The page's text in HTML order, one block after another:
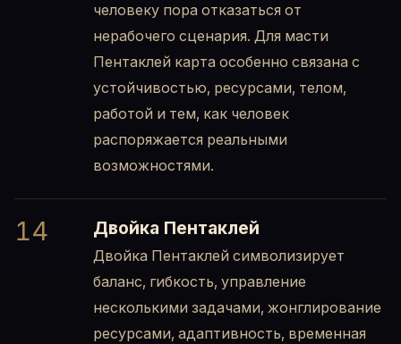
человеку пора отказаться от
нерабочего сценария. Для масти
Пентаклей карта особенно связана с
устойчивостью, ресурсами, телом,
работой и тем, как человек
распоряжается реальными
возможностями.
14 Двойка Пентаклей
Двойка Пентаклей символизирует
баланс, гибкость, управление
несколькими задачами, жонглирование
ресурсами, адаптивность, временная